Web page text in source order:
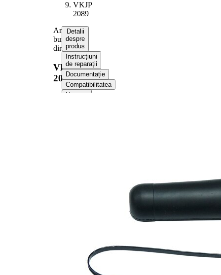
VKJP
2089
Ansamblu
burduf,
directie
VKJP
2089
Detalii
despre
produs
Instrucțiuni
de reparații
Documentație
Compatibilitatea
Numere